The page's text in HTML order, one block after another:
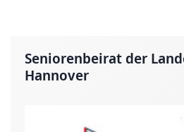
Seniorenbeirat der
Hannover